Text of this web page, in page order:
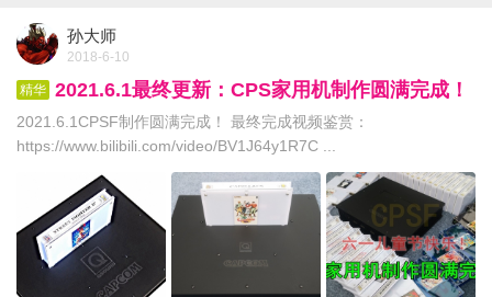
孙大师
2018-6-10
精华 2021.6.1最终更新：CPS家用机制作圆满完成！
2021.6.1CPSF制作圆满完成！ 最终完成视频鉴赏：
https://www.bilibili.com/video/BV1J64y1R7C ...